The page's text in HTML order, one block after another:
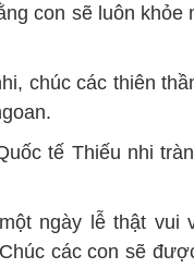
con sẽ luôn khỏe
chúc các thiên
tế Thiếu nhi
ngày lễ thật vui
các con sẽ